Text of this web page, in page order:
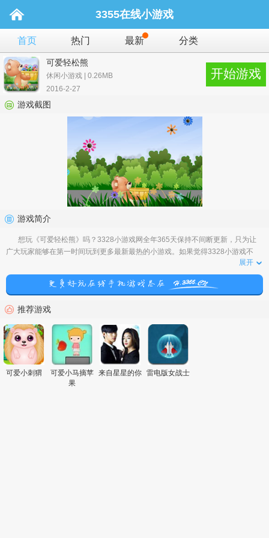
3355在线小游戏
首页 热门 最新 分类
可爱轻松熊
休闲小游戏 | 0.26MB
2016-2-27
开始游戏
游戏截图
游戏简介
想玩《可爱轻松熊》吗？3328小游戏网全年365天保持不间断更新，只为让
广大玩家能够在第一时间玩到更多最新最热的小游戏。如果觉得3328小游戏不
展开
推荐游戏
可爱小刺猬
可爱小马摘苹
果
来自星星的你 雷电版女战士